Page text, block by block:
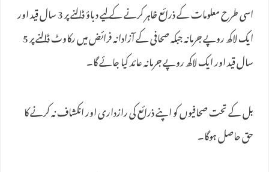
اسی طرح معلومات کے ذرائع ظاہر کرنے کے لیے دباؤ ڈالنے پر 3 سال قید اور
ایک لاکھ روپے جرمانہ جبکہ صحافی کے آزادانہ فرائض میں رکاوٹ ڈالنے پر 5
سال قید اور ایک لاکھ روپے جرمانہ عائد کیا جائے گا۔
بل کے تحت صحافیوں کو اپنے ذرائع کی رازداری اور انکشاف نہ کرنے کا
حق حاصل ہوگا۔